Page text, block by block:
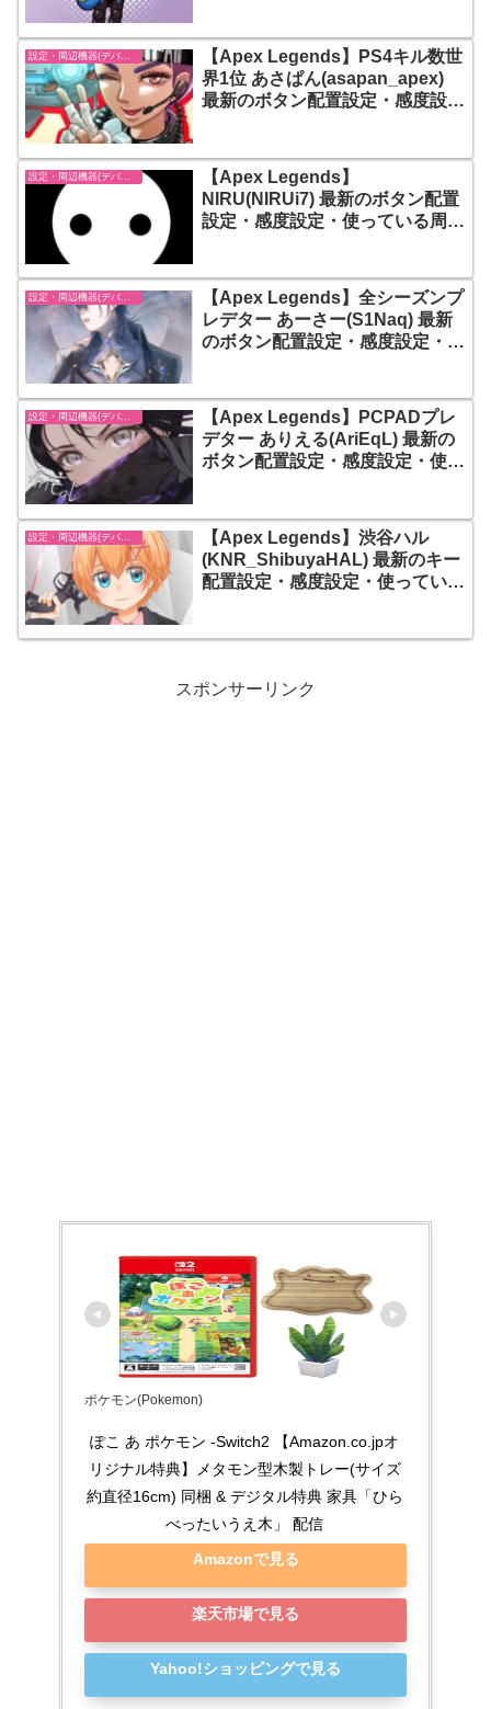
設定・周辺機器(デバイス)-エーペックスレジェンズ【Apex Legends】
【Apex Legends】PS4キル数世
界1位 あさぱん(asapan_apex)
最新のボタン配置設定・感度設
ンズ】
【Apex Legends】
NIRU(NIRUi7) 最新のボタン配置
設定・感度設定・使っている周辺
【Apex Legends】全シーズンプ
レデター あーさー(S1Naq) 最新
のボタン配置設定・感度設定・使
設定・周辺機器(デバイス)-エーペックスレジェンズ【Apex Legends】
【Apex Legends】PCPADプレ
デター ありえる(AriEqL) 最新の
ボタン配置設定・感度設定・使っ
【Apex Legends】渋谷ハル
(KNR_ShibuyaHAL) 最新のキー
配置設定・感度設定・使っている
スポンサーリンク
ポケモン(Pokemon)
ぽこ あ ポケモン -Switch2 【Amazon.co.jpオ
リジナル特典】メタモン型木製トレー(サイズ
約直径16cm) 同梱 & デジタル特典 家具「ひら
べったいうえ木」 配信
Amazonで見る
楽天市場で見る
Yahoo!ショッピングで見る